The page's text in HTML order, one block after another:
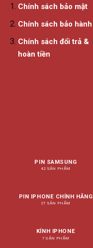
Chính sách bảo mật
Chính sách bảo hành
Chính sách đổi trả &
hoàn tiền
PIN SAMSUNG
42 SẢN PHẨM
PIN IPHONE CHÍNH HÃNG
27 SẢN PHẨM
KÍNH IPHONE
7 SẢN PHẨM